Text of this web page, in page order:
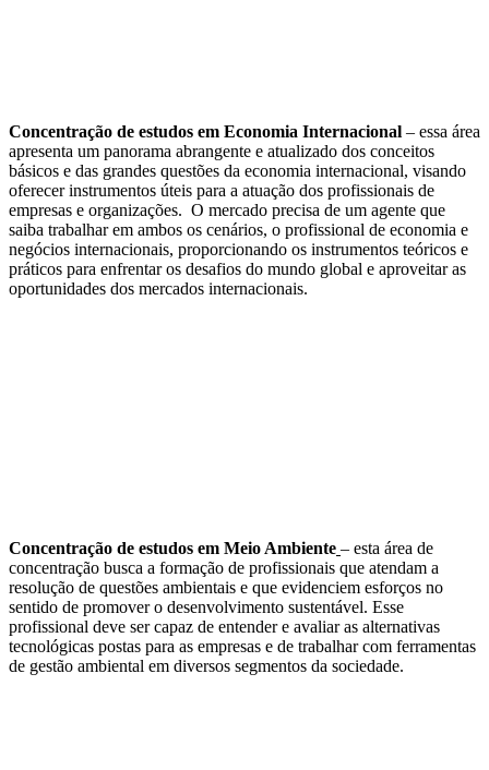
Concentração de estudos em Economia Internacional – essa área
apresenta um panorama abrangente e atualizado dos conceitos
básicos e das grandes questões da economia internacional, visando
oferecer instrumentos úteis para a atuação dos profissionais de
empresas e organizações. O mercado precisa de um agente que
saiba trabalhar em ambos os cenários, o profissional de economia e
negócios internacionais, proporcionando os instrumentos teóricos e
práticos para enfrentar os desafios do mundo global e aproveitar as
oportunidades dos mercados internacionais.
Concentração de estudos em Meio Ambiente – esta área de
concentração busca a formação de profissionais que atendam a
resolução de questões ambientais e que evidenciem esforços no
sentido de promover o desenvolvimento sustentável. Esse
profissional deve ser capaz de entender e avaliar as alternativas
tecnológicas postas para as empresas e de trabalhar com ferramentas
de gestão ambiental em diversos segmentos da sociedade.